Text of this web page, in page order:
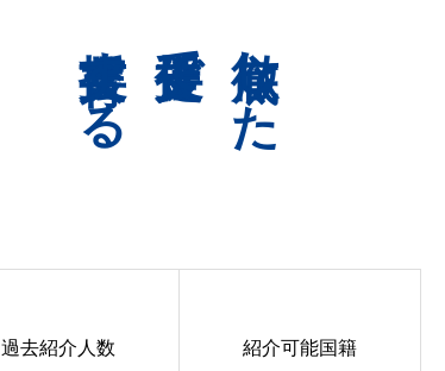
徹底した
伴走支援で
共育支援する
過去紹介人数 紹介可能国籍